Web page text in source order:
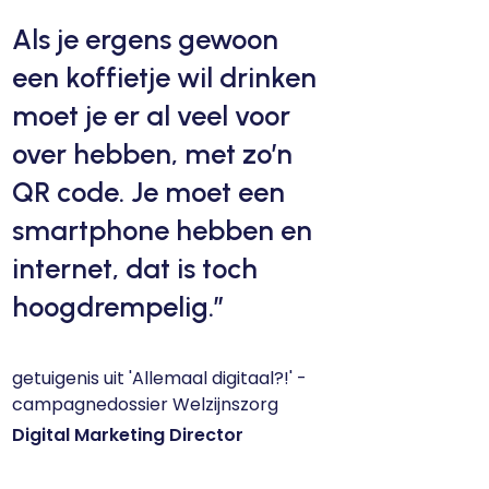
Als je ergens gewoon
een koffietje wil drinken
moet je er al veel voor
over hebben, met zo’n
QR code. Je moet een
smartphone hebben en
internet, dat is toch
hoogdrempelig.”
getuigenis uit 'Allemaal digitaal?!' -
campagnedossier Welzijnszorg
Digital Marketing Director